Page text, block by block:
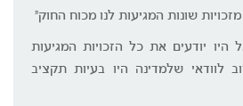
שונות המגיעות לנו מכוח החוק"
היו יודעים את כל הזכויות המגיעות
לוודאי שלמדינה היו בעיות תקציב